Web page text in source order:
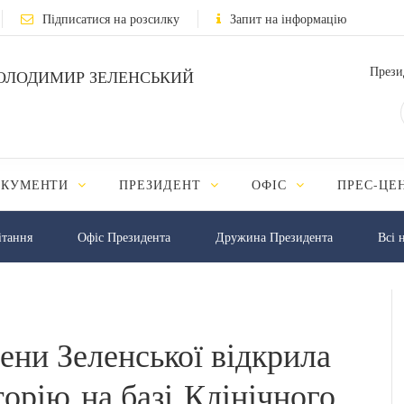
Підписатися на розсилку Запит на інформацію
ЗЕЛЕНСЬКИЙ
ПРЕЗИДЕНТ ОФІС ПРЕС-
Офіс Президента Дружина Президента Всі
Зеленської відкрила
на базі Клінічного